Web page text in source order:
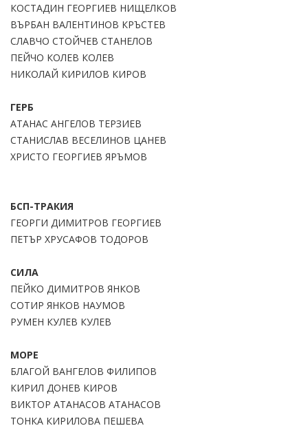
КОСТАДИН ГЕОРГИЕВ НИЩЕЛКОВ
ВЪРБАН ВАЛЕНТИНОВ КРЪСТЕВ
СЛАВЧО СТОЙЧЕВ СТАНЕЛОВ
ПЕЙЧО КОЛЕВ КОЛЕВ
НИКОЛАЙ КИРИЛОВ КИРОВ
ГЕРБ
АТАНАС АНГЕЛОВ ТЕРЗИЕВ
СТАНИСЛАВ ВЕСЕЛИНОВ ЦАНЕВ
ХРИСТО ГЕОРГИЕВ ЯРЪМОВ
БСП-ТРАКИЯ
ГЕОРГИ ДИМИТРОВ ГЕОРГИЕВ
ПЕТЪР ХРУСАФОВ ТОДОРОВ
СИЛА
ПЕЙКО ДИМИТРОВ ЯНКОВ
СОТИР ЯНКОВ НАУМОВ
РУМЕН КУЛЕВ КУЛЕВ
МОРЕ
БЛАГОЙ ВАНГЕЛОВ ФИЛИПОВ
КИРИЛ ДОНЕВ КИРОВ
ВИКТОР АТАНАСОВ АТАНАСОВ
ТОНКА КИРИЛОВА ПЕШЕВА